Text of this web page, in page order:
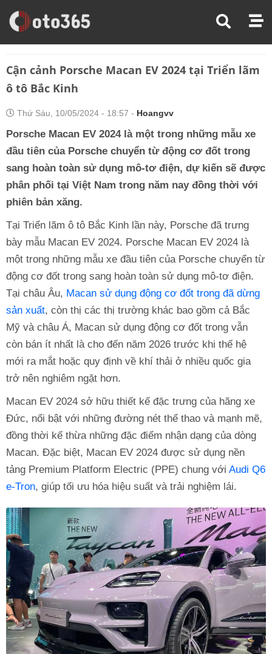
Trang Chủ
Xe Điện
Cận cảnh Porsche Macan EV 2024 tại Triển lãm
ô tô Bắc Kinh
Thứ Sáu, 10/05/2024 - 18:57 - Hoangvv
Porsche Macan EV 2024 là một trong những mẫu xe
đầu tiên của Porsche chuyển từ động cơ đốt trong
sang hoàn toàn sử dụng mô-tơ điện, dự kiến sẽ được
phân phối tại Việt Nam trong năm nay đồng thời với
phiên bản xăng.
Tại Triển lãm ô tô Bắc Kinh lần này, Porsche đã trưng
bày mẫu Macan EV 2024. Porsche Macan EV 2024 là
một trong những mẫu xe đầu tiên của Porsche chuyển từ
động cơ đốt trong sang hoàn toàn sử dụng mô-tơ điện.
Tại châu Âu, Macan sử dụng động cơ đốt trong đã dừng
sản xuất, còn thị các thị trường khác bao gồm cả Bắc
Mỹ và châu Á, Macan sử dụng động cơ đốt trong vẫn
còn bán ít nhất là cho đến năm 2026 trước khi thế hệ
mới ra mắt hoặc quy định về khí thải ở nhiều quốc gia
trở nên nghiêm ngặt hơn.
Macan EV 2024 sở hữu thiết kế đặc trưng của hãng xe
Đức, nổi bật với những đường nét thể thao và mạnh mẽ,
đồng thời kế thừa những đặc điểm nhận dạng của dòng
Macan. Đặc biệt, Macan EV 2024 được sử dụng nền
tảng Premium Platform Electric (PPE) chung với Audi Q6
e-Tron, giúp tối ưu hóa hiệu suất và trải nghiệm lái.